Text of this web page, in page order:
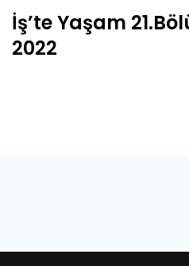
İş’te Yaşam
2022